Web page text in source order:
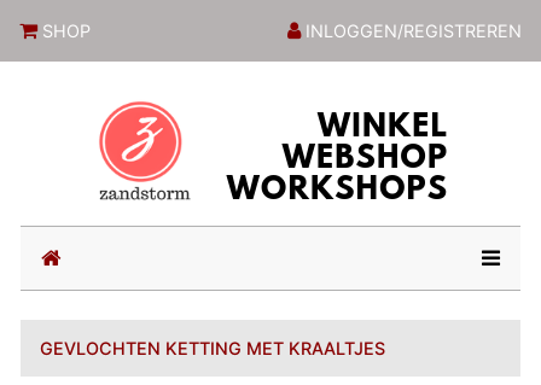
SHOP INLOGGEN/REGISTREREN
(current)
GEVLOCHTEN KETTING MET KRAALTJES